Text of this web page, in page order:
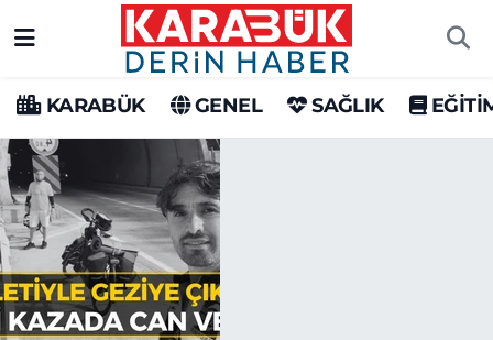
KARABÜK GENEL SAĞLIK
Karabük Hava Durumu
Karabük Trafik Yoğunluk Haritası
Süper Lig Puan Durumu ve Fikstür
Tüm Manşetler